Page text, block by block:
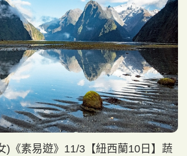
)《素易遊》11/3【紐西蘭10日】蔬